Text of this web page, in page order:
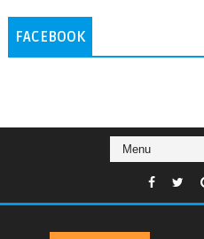
FACEBOOK